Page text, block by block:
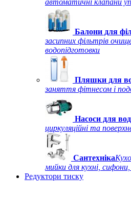
автоматичні клапани
Балони для
засипних фільтрів
водопідготовки
Пляшки для
заняття фітнесом і
Насоси для
циркуляційні та
Сантехніка
мийки для кухні,
Редуктори тиску